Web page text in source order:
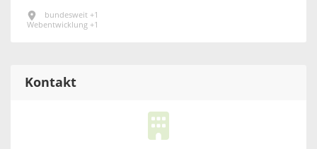
bundesweit +1
Webentwicklung +1
Kontakt